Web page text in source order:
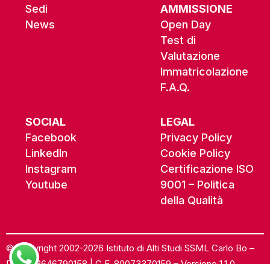
Sedi
News
AMMISSIONE
Open Day
Test di
Valutazione
Immatricolazione
F.A.Q.
SOCIAL
Facebook
LinkedIn
Instagram
Youtube
LEGAL
Privacy Policy
Cookie Policy
Certificazione ISO
9001 – Politica
della Qualità
© Copyright 2002-2026 Istituto di Alti Studi SSML Carlo Bo –